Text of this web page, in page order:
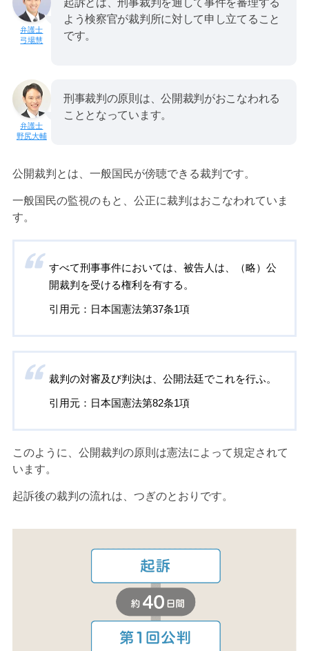
弓場慧
よう検察官が裁判所に対して申し立てること
です。
野尻大輔
刑事裁判の原則は、公開裁判がおこなわれる
こととなっています。
公開裁判とは、一般国民が傍聴できる裁判です。
一般国民の監視のもと、公正に裁判はおこなわれていま
す。
すべて刑事事件においては、被告人は、（略）公
開裁判を受ける権利を有する。
引用元：日本国憲法第37条1項
裁判の対審及び判決は、公開法廷でこれを行ふ。
引用元：日本国憲法第82条1項
このように、公開裁判の原則は憲法によって規定されて
います。
起訴後の裁判の流れは、つぎのとおりです。